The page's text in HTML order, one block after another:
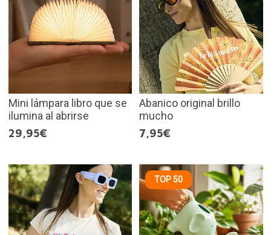
Mini lámpara libro que se
ilumina al abrirse
29,95€
Abanico original brillo
mucho
7,95€
TOP 50